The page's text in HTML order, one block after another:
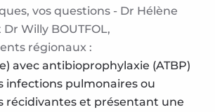
vos questions - Dr Hélène
Dr Willy BOUTFOL,
régionaux :
avec antibioprophylaxie (ATBP)
infections pulmonaires ou
récidivantes et présentant une